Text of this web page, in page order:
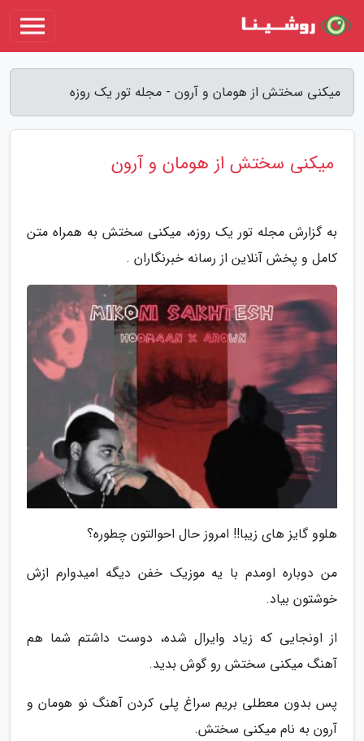
میکنی سختش از هومان و آرون - مجله تور یک روزه
میکنی سختش از هومان و آرون
به گزارش مجله تور یک روزه، میکنی سختش به همراه متن
کامل و پخش آنلاین از رسانه خبرنگاران .
هلوو گایز های زیبا!! امروز حال احوالتون چطوره؟
من دوباره اومدم با یه موزیک خفن دیگه امیدوارم ازش
خوشتون بیاد.
از اونجایی که زیاد وایرال شده، دوست داشتم شما هم
آهنگ میکنی سختش رو گوش بدید.
پس بدون معطلی بریم سراغ پلی کردن آهنگ نو هومان و
آرون به نام میکنی سختش.